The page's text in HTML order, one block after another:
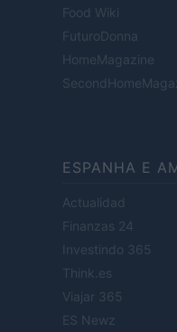
Food Wiki
FuturoDonna
HomeMagazine
ESPANHA E
Actualidad
Finanzas 24
Investindo 365
Think.es
Viajar 365
ES Newz